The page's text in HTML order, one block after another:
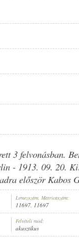
ZENEKAR
3 felvonásban.
- 1913. 09. 20.
először Kabos
Lemezszám, Matricaszám:
11697, 11697
Felvételi mód:
akusztikus